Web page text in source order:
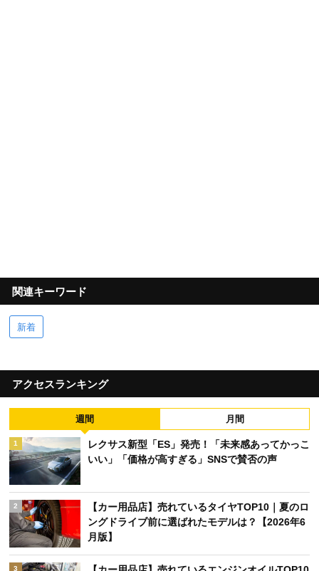
関連キーワード
新着
アクセスランキング
週間 月間
1
レクサス新型「ES」発売！「未来感あってかっこ
いい」「価格が高すぎる」SNSで賛否の声
2
【カー用品店】売れているタイヤTOP10｜夏のロ
ングドライブ前に選ばれたモデルは？【2026年6
月版】
3